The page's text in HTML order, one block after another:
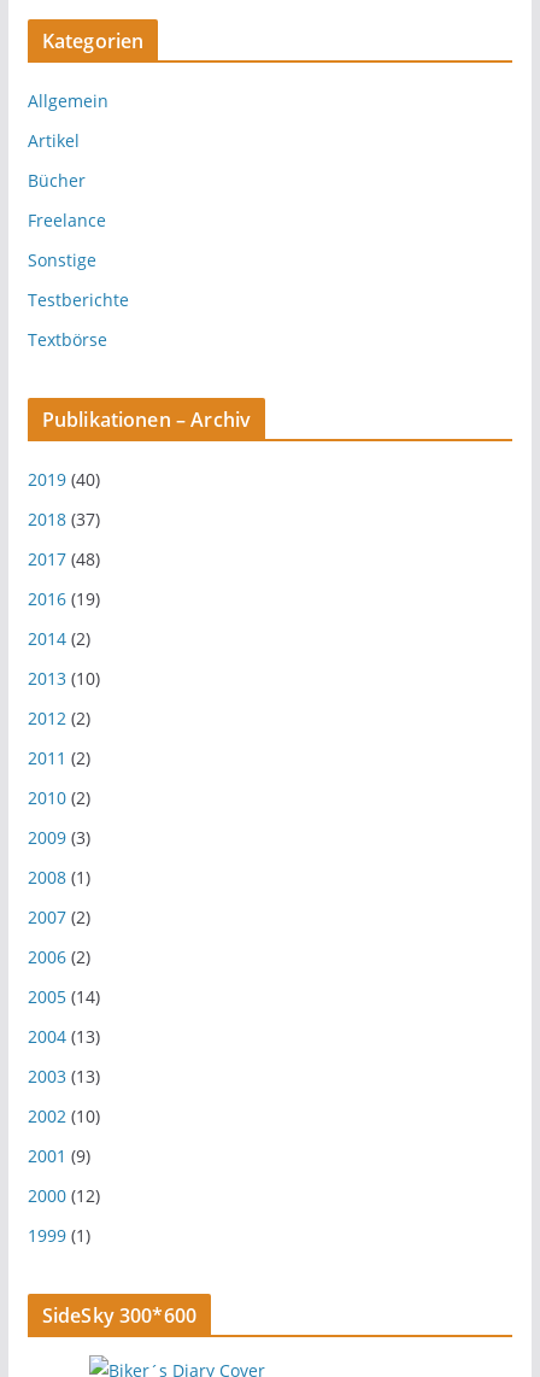
Kategorien
Allgemein
Artikel
Bücher
Freelance
Sonstige
Testberichte
Textbörse
Publikationen – Archiv
2019(40)
2018(37)
2017(48)
2016(19)
2014(2)
2013(10)
2012(2)
2011 (2)
2010(2)
2009(3)
2008(1)
2007(2)
2006(2)
2005(14)
2004(13)
2003(13)
2002(10)
2001 (9)
2000(12)
1999(1)
SideSky 300*600